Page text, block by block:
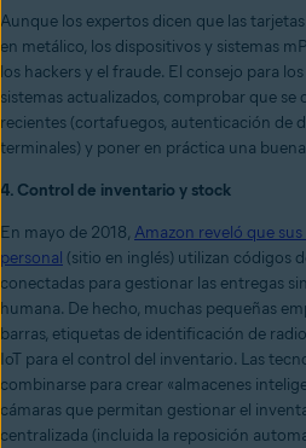
Aunque los expertos dicen que las
en metálico, los dispositivos y sistemas
los hackers y el fraude. El consejo para
sistemas actualizados, comprobar que
recientes (cortafuegos, autenticación de
terminales) y poner en práctica una
4. Control de inventario y stock
En mayo de 2018, Amazon reveló que
personal (sitio en inglés) utilizan códigos
conectadas para gestionar las entregas
humana. De hecho, muchas pequeñas
barras, etiquetas de identificación de
IoT para el control del inventario. Las
combinarse para crear «almacenes
cámaras que permitan gestionar el
centralizada (incluida la reposición